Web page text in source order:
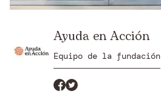
Ayuda en Acción
Equipo de la fundación